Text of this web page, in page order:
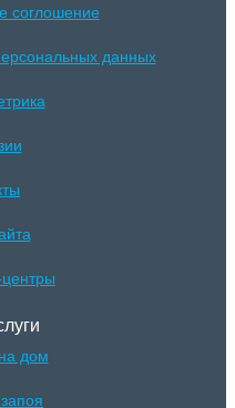
соглошение
данных
дом